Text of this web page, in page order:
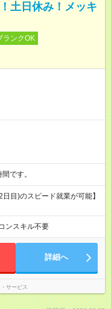
土日休み！メッキ
ランクOK
時間です。
目)のスピード就業が可能】
ンスキル不要
詳細へ
サービス